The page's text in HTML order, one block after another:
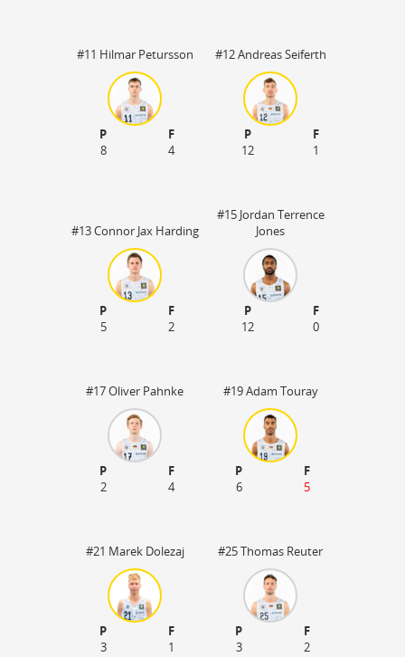
#11 Hilmar Petursson
P
F
8
4
#12 Andreas Seiferth
P
F
12
1
#13 Connor Jax Harding
P
F
5
2
#15 Jordan Terrence
Jones
P
F
12
0
#17 Oliver Pahnke
P
F
2
4
#19 Adam Touray
P
F
6
5
#21 Marek Dolezaj
P
F
3
1
#25 Thomas Reuter
P
F
3
2